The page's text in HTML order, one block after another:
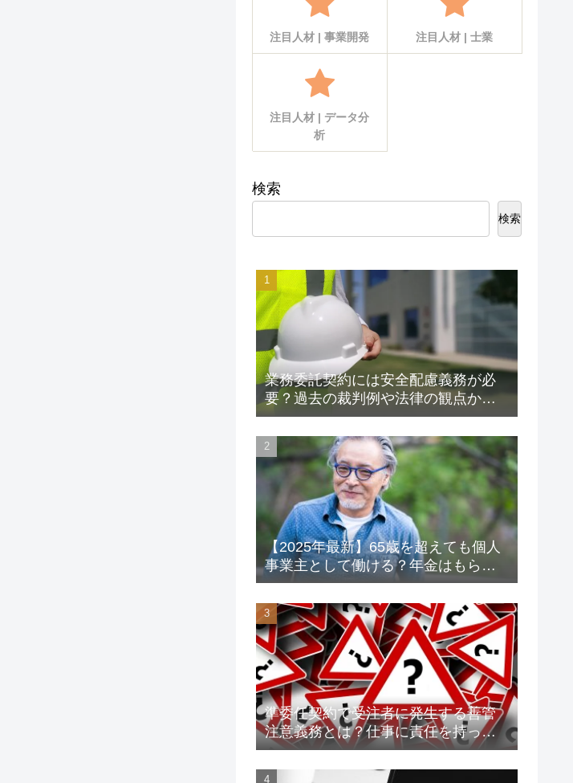
注目人材 | 事業開発 注目人材 | 士業
注目人材 | データ分
析
検索
検索
業務委託契約には安全配慮義務が必
要？過去の裁判例や法律の観点から
解説します！
【2025年最新】65歳を超えても個人
事業主として働ける？年金はもらえ
る？老後資金対策も解説！
準委任契約で受注者に発生する善管
注意義務とは？仕事に責任を持って
トラブルを未然に防ごう！